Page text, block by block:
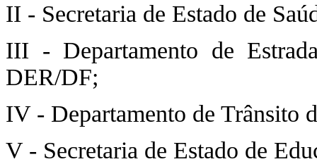
II - Secretaria de Estado de
III - Departamento de
DER/DF;
IV - Departamento de
V - Secretaria de Estado de